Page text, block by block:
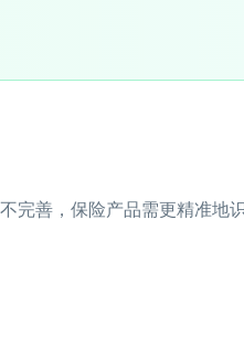
完善，保险产品需更精准地